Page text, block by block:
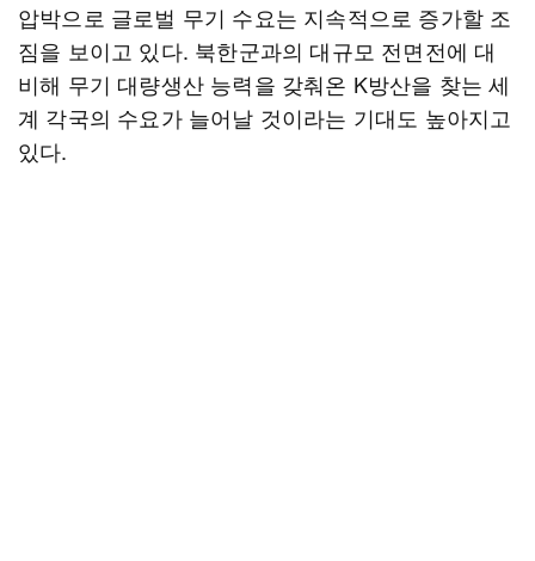
압박으로 글로벌 무기 수요는 지속적으로 증가할 조
짐을 보이고 있다. 북한군과의 대규모 전면전에 대
비해 무기 대량생산 능력을 갖춰온 K방산을 찾는 세
계 각국의 수요가 늘어날 것이라는 기대도 높아지고
있다.